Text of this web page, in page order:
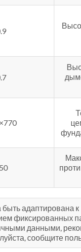
адаптирована
фиксированных
данными,
сообщите